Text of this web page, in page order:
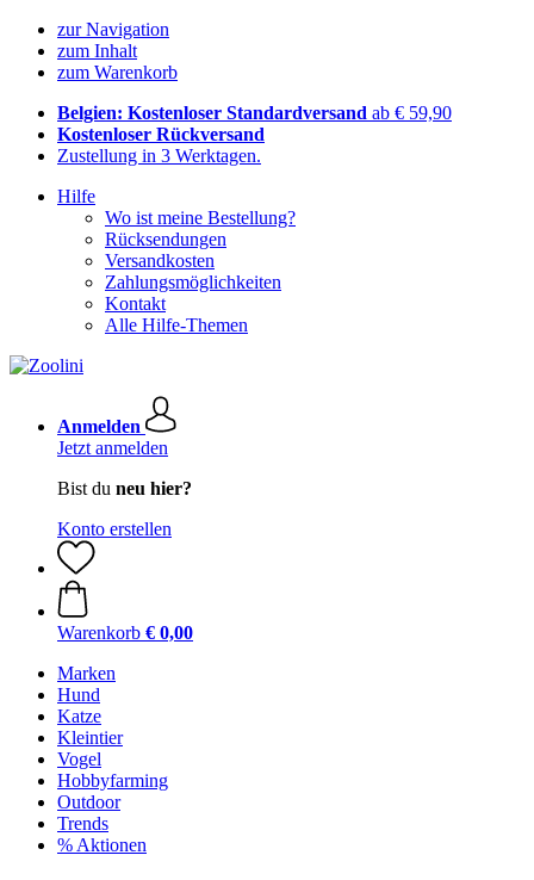
zur Navigation
zum Inhalt
zum Warenkorb
Belgien: Kostenloser Standardversand ab € 59,90
Kostenloser Rückversand
Zustellung in 3 Werktagen.
Hilfe
Wo ist meine Bestellung?
Rücksendungen
Versandkosten
Zahlungsmöglichkeiten
Kontakt
Alle Hilfe-Themen
Anmelden
Jetzt anmelden
Bist du neu hier?
Konto erstellen
Warenkorb € 0,00
Marken
Hund
Katze
Kleintier
Vogel
Hobbyfarming
Outdoor
Trends
% Aktionen